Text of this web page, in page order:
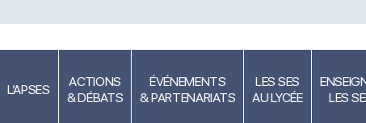
L’APSES
ACTIONS
& DÉBATS
ÉVÉNEMENTS
& PARTENARIATS
LES SES
AU LYCÉE
LES